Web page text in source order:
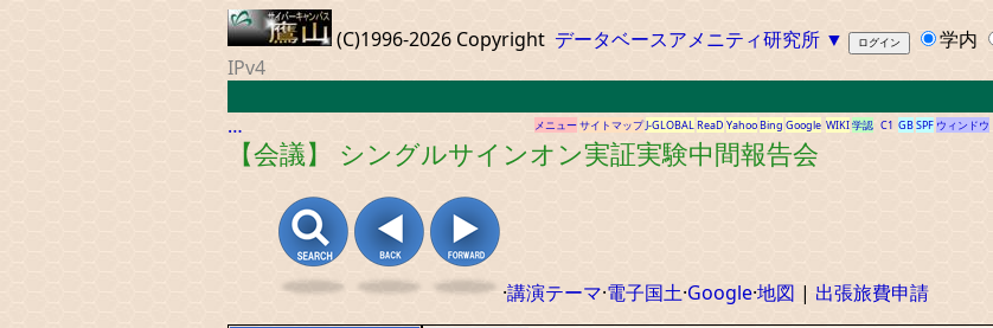
(C)1996-2026 Copyright データベースアメニティ研究所 ▼ 学内
IPv4
…
メニューサイトマップJ-GLOBALReaD YahooBing Google WIKI学認 C1 GBSPF ウィンドウ
【会議】 シングルサインオン実証実験中間報告会
·講演テーマ·電子国土·Google·地図 | 出張旅費申請